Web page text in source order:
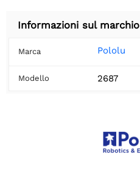
Informazioni sul marchio
Marca Pololu
Modello 2687